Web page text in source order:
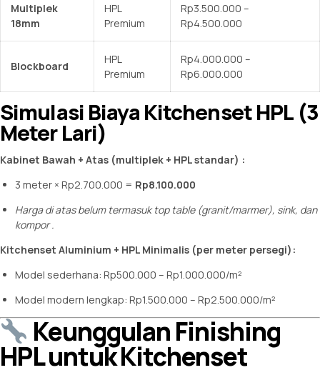
Multiplek
18mm
HPL
Premium
Rp3.500.000 –
Rp4.500.000
Blockboard
HPL
Premium
Rp4.000.000 –
Rp6.000.000
Simulasi Biaya Kitchenset HPL (3
Meter Lari)
Kabinet Bawah + Atas (multiplek + HPL standar) :
3 meter × Rp2.700.000 = Rp8.100.000
Harga di atas belum termasuk top table (granit/marmer), sink, dan
kompor
Kitchenset Aluminium + HPL Minimalis (per meter persegi):
Model sederhana: Rp500.000 – Rp1.000.000/m²
Model modern lengkap: Rp1.500.000 – Rp2.500.000/m²
Keunggulan Finishing
HPL untuk Kitchenset